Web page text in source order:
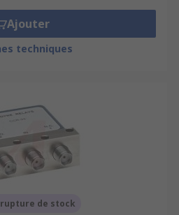
Ajouter
techniques
de stock